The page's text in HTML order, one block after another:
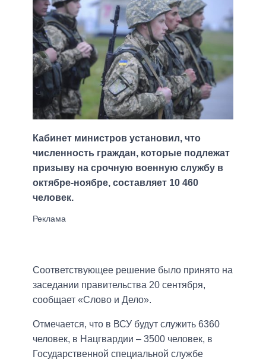
Кабинет министров установил, что
численность граждан, которые подлежат
призыву на срочную военную службу в
октябре-ноябре, составляет 10 460
человек.
Соответствующее решение было принято на
заседании правительства 20 сентября,
сообщает «Слово и Дело».
Отмечается, что в ВСУ будут служить 6360
человек, в Нацгвардии – 3500 человек, в
Государственной специальной службе